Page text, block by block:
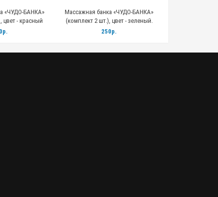
«ЧУДО-БАНКА»
цвет - красный
Массажная банка «ЧУДО-БАНКА»
(комплект 2 шт.), цвет - зеленый.
250р.